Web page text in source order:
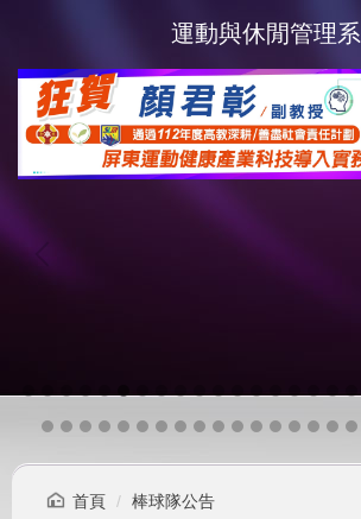
主
容
運動與休閒管理系
首頁 棒球隊公告